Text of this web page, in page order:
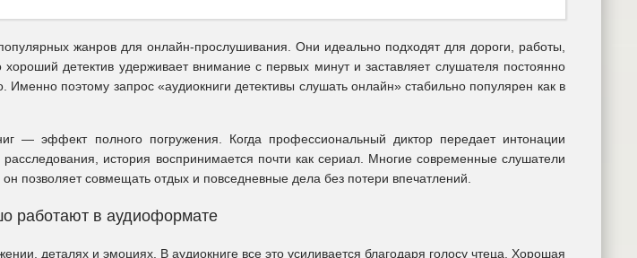
жанров для онлайн-прослушивания. Они идеально подходят для дороги, работы,
хороший детектив удерживает внимание с первых минут и заставляет слушателя постоянно
Именно поэтому запрос «аудиокниги детективы слушать онлайн» стабильно популярен как в
— эффект полного погружения. Когда профессиональный диктор передает интонации
история воспринимается почти как сериал. Многие современные слушатели
позволяет совмещать отдых и повседневные дела без потери впечатлений.
работают в аудиоформате
деталях и эмоциях. В аудиокниге все это усиливается благодаря голосу чтеца. Хорошая